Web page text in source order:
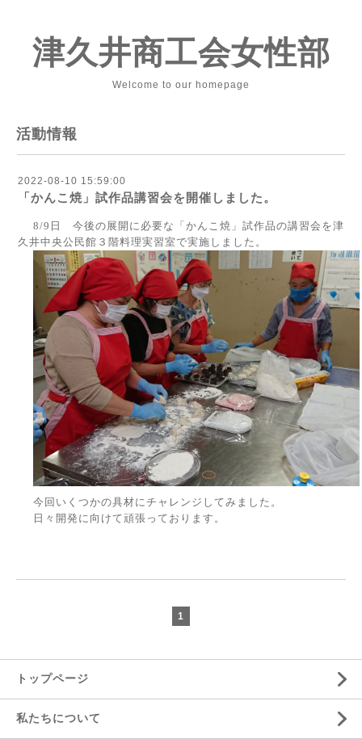
津久井商工会女性部
Welcome to our homepage
活動情報
2022-08-10 15:59:00
「かんこ焼」試作品講習会を開催しました。
8/9日 今後の展開に必要な「かんこ焼」試作品の講習会を津
久井中央公民館３階料理実習室で実施しました。
今回いくつかの具材にチャレンジしてみました。
日々開発に向けて頑張っております。
1
トップページ
私たちについて